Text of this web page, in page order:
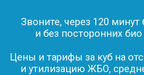
Звоните, через 120 минут
и без посторонних био
Цены и тарифы за куб на
и утилизацию ЖБО,